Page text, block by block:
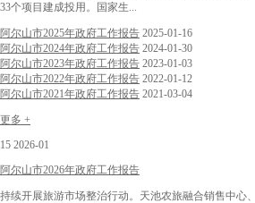
33个项目建成投用。国家生...
阿尔山市2025年政府工作报告 2025-01-16
阿尔山市2024年政府工作报告 2024-01-30
阿尔山市2023年政府工作报告 2023-01-03
阿尔山市2022年政府工作报告 2022-01-12
阿尔山市2021年政府工作报告 2021-03-04
更多 +
15 2026-01
阿尔山市2026年政府工作报告
持续开展旅游市场整治行动。天池农旅融合销售中心